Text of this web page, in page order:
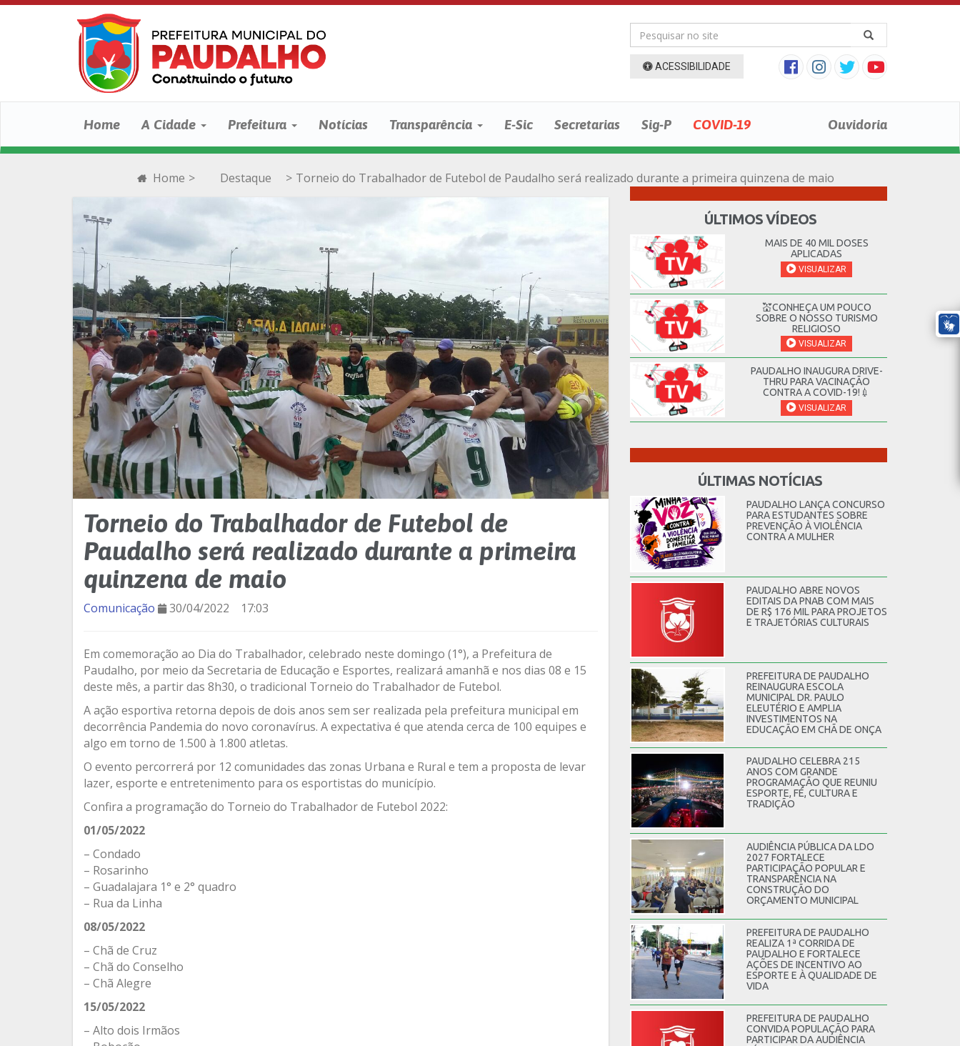
ACESSIBILIDADE
Home A Cidade Prefeitura Notícias Transparência E-Sic Secretarias Sig-P COVID-19 Ouvidoria
Home > Destaque > Torneio do Trabalhador de Futebol de Paudalho será realizado durante a primeira quinzena de maio
Torneio do Trabalhador de Futebol de
Paudalho será realizado durante a primeira
quinzena de maio
Comunicação 30/04/2022 17:03
Em comemoração ao Dia do Trabalhador, celebrado neste domingo (1°), a Prefeitura de
Paudalho, por meio da Secretaria de Educação e Esportes, realizará amanhã e nos dias 08 e 15
deste mês, a partir das 8h30, o tradicional Torneio do Trabalhador de Futebol.
A ação esportiva retorna depois de dois anos sem ser realizada pela prefeitura municipal em
decorrência Pandemia do novo coronavírus. A expectativa é que atenda cerca de 100 equipes e
algo em torno de 1.500 à 1.800 atletas.
O evento percorrerá por 12 comunidades das zonas Urbana e Rural e tem a proposta de levar
lazer, esporte e entretenimento para os esportistas do município.
Confira a programação do Torneio do Trabalhador de Futebol 2022:
01/05/2022
– Condado
– Rosarinho
– Guadalajara 1° e 2° quadro
– Rua da Linha
08/05/2022
– Chã de Cruz
– Chã do Conselho
– Chã Alegre
15/05/2022
– Alto dois Irmãos
ÚLTIMOS VÍDEOS
MAIS DE 40 MIL DOSES
APLICADAS
VISUALIZAR
💒CONHEÇA UM POUCO
SOBRE O NOSSO TURISMO
RELIGIOSO
VISUALIZAR
PAUDALHO INAUGURA DRIVE-
THRU PARA VACINAÇÃO
CONTRA A COVID-19!💉
VISUALIZAR
ÚLTIMAS NOTÍCIAS
PAUDALHO LANÇA CONCURSO
PARA ESTUDANTES SOBRE
PREVENÇÃO À VIOLÊNCIA
CONTRA A MULHER
PAUDALHO ABRE NOVOS
EDITAIS DA PNAB COM MAIS
DE R$ 176 MIL PARA PROJETOS
E TRAJETÓRIAS CULTURAIS
PREFEITURA DE PAUDALHO
REINAUGURA ESCOLA
MUNICIPAL DR. PAULO
ELEUTÉRIO E AMPLIA
INVESTIMENTOS NA
EDUCAÇÃO EM CHÃ DE ONÇA
PAUDALHO CELEBRA 215
ANOS COM GRANDE
PROGRAMAÇÃO QUE REUNIU
ESPORTE, FÉ, CULTURA E
TRADIÇÃO
AUDIÊNCIA PÚBLICA DA LDO
2027 FORTALECE
PARTICIPAÇÃO POPULAR E
TRANSPARÊNCIA NA
CONSTRUÇÃO DO
ORÇAMENTO MUNICIPAL
PREFEITURA DE PAUDALHO
REALIZA 1ª CORRIDA DE
PAUDALHO E FORTALECE
AÇÕES DE INCENTIVO AO
ESPORTE E À QUALIDADE DE
VIDA
PREFEITURA DE PAUDALHO
CONVIDA POPULAÇÃO PARA
PARTICIPAR DA AUDIÊNCIA